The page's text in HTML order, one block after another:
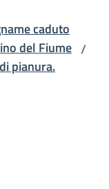
caduto
del Fiume
pianura.
/